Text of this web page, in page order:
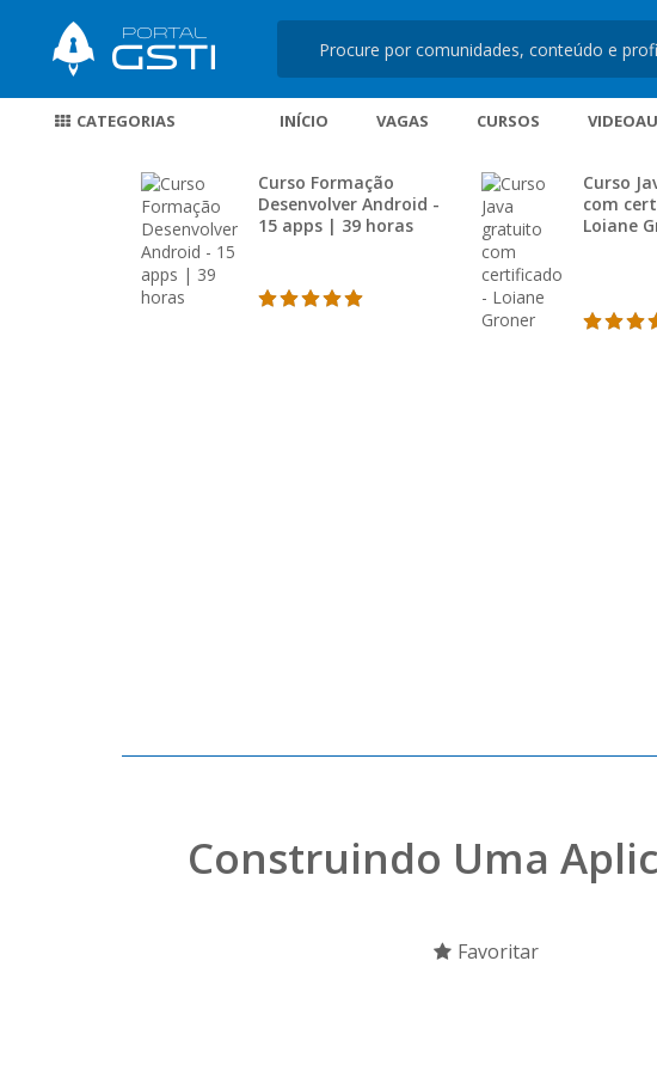
CATEGORIAS INÍCIO VAGAS CURSOS
Curso Formação
Desenvolver Android -
15 apps | 39 horas
Curso
com
Loiane
Construindo Uma
Favoritar